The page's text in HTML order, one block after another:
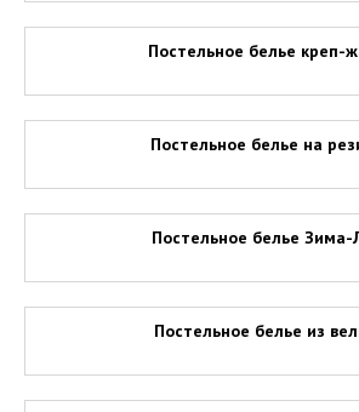
Постельное белье креп-
Постельное белье на
Постельное белье Зима-
Постельное белье из